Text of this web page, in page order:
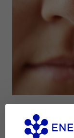
Nosní spreje s
léčbě rýmy, ale